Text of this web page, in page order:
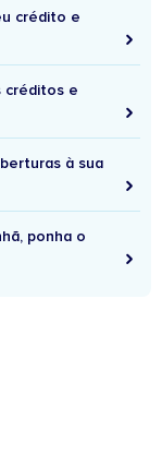
crédito e
créditos e
à sua
ponha o